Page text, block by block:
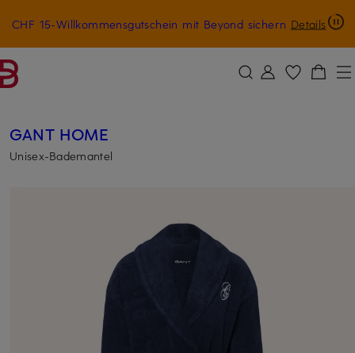
ZUM HAUPTINHALT ÜBERSPRINGEN ZUM SUCHFELD ÜBERSPRINGEN
CHF 15-Willkommensgutschein mit Beyond sichern Details
GANT HOME
Unisex-Bademantel